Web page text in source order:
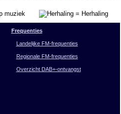
muziek = Herhaling
Frequenties
Landelijke FM-frequenties
Regionale FM-frequenties
Overzicht DAB+-ontvangst